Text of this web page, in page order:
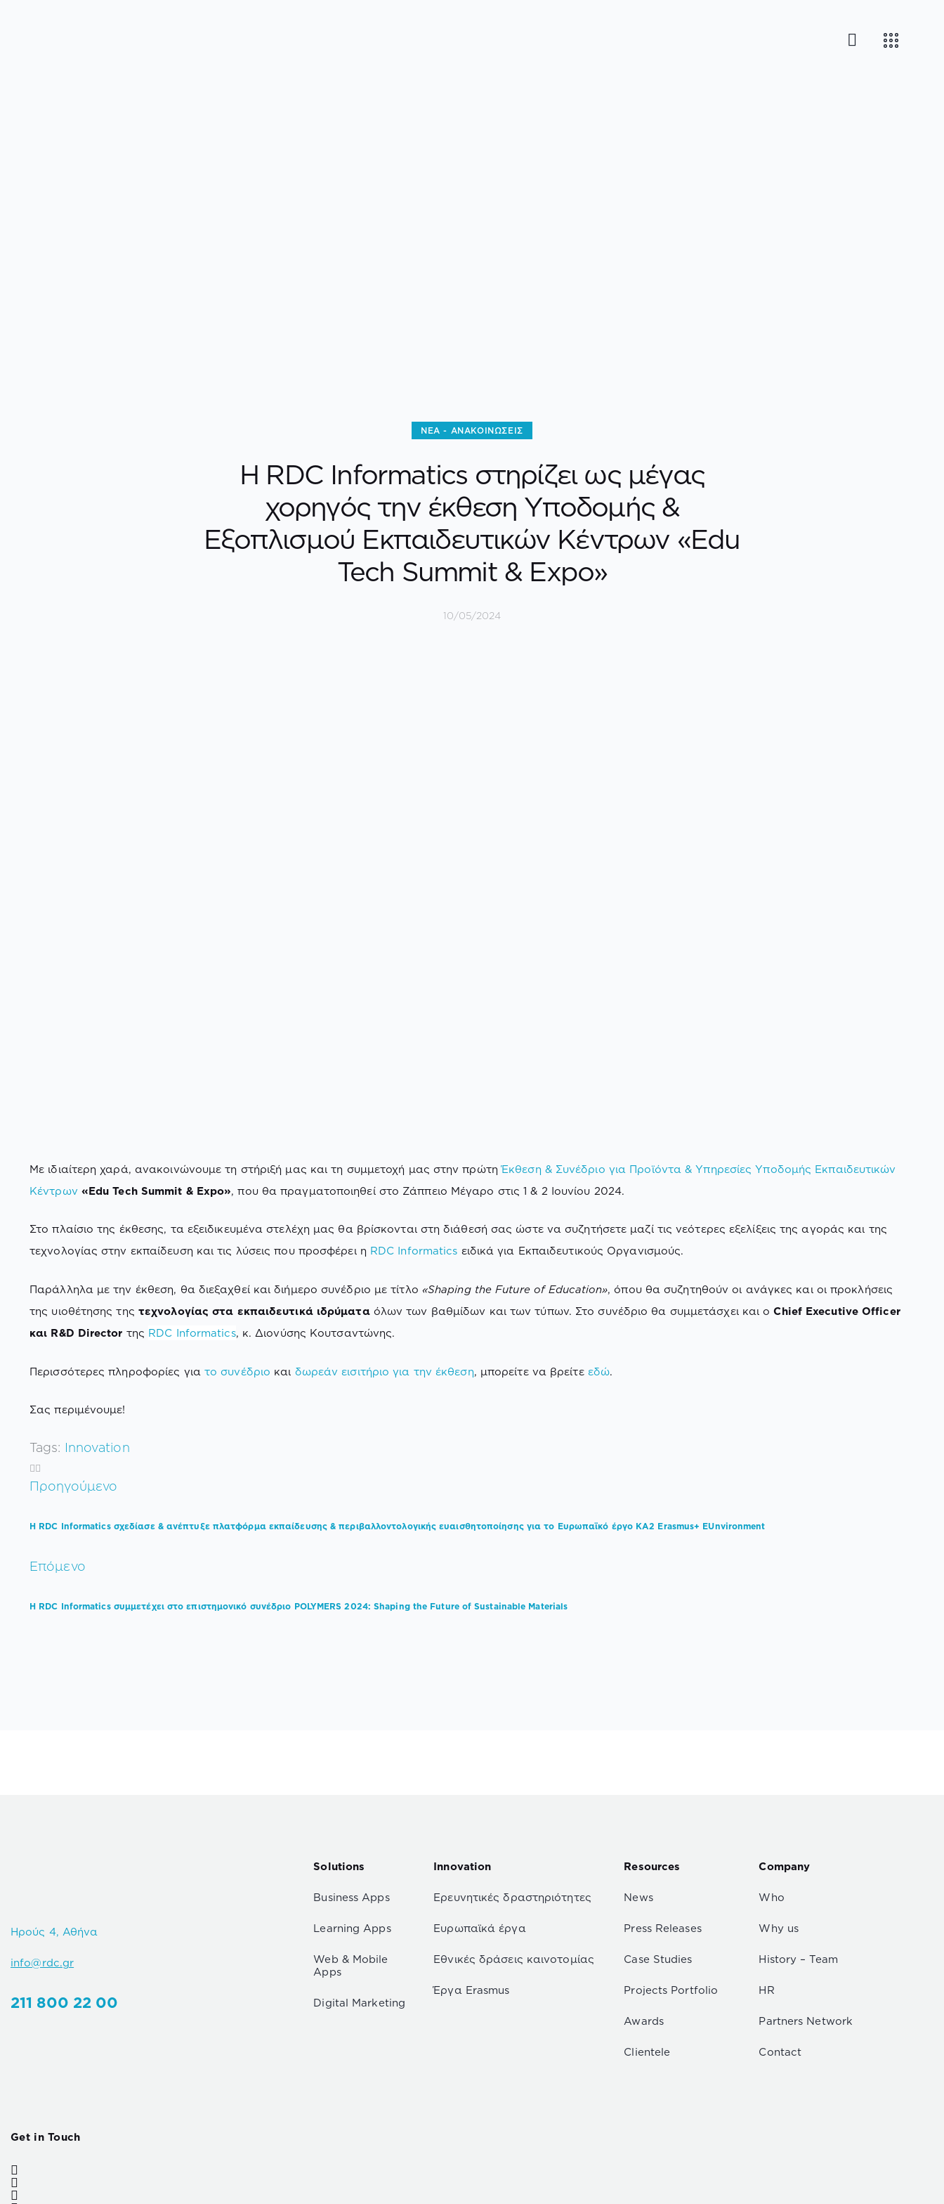
ΝΈΑ - ΑΝΑΚΟΙΝΏΣΕΙΣ
Η RDC Informatics στηρίζει ως μέγας
χορηγός την έκθεση Υποδομής &
Εξοπλισμού Εκπαιδευτικών Κέντρων «Edu
Tech Summit & Expo»
10/05/2024
Με ιδιαίτερη χαρά, ανακοινώνουμε τη στήριξή μας και τη συμμετοχή μας στην πρώτηΈκθεση & Συνέδριο για Προϊόντα & Υπηρεσίες Υποδομής Εκπαιδευτικών
Κέντρων «Edu Tech Summit & Expo», που θα πραγματοποιηθεί στο Ζάππειο Μέγαρο στις 1 & 2 Ιουνίου 2024.
Στο πλαίσιο της έκθεσης, τα εξειδικευμένα στελέχη μας θα βρίσκονται στη διάθεσή σας ώστε να συζητήσετε μαζί τις νεότερες εξελίξεις της αγοράς και της
τεχνολογίας στην εκπαίδευση και τις λύσεις που προσφέρει η RDC Informatics ειδικά για Εκπαιδευτικούς Οργανισμούς.
Παράλληλα με την έκθεση, θα διεξαχθεί και διήμερο συνέδριο με τίτλο «Shaping the Future of Education», όπου θα συζητηθούν οι ανάγκες και οι προκλήσεις
της υιοθέτησης της τεχνολογίας στα εκπαιδευτικά ιδρύματαόλων των βαθμίδων και των τύπων. Στο συνέδριο θα συμμετάσχει και οChief Executive Officer
και R&D Director της RDC Informatics, κ. Διονύσης Κουτσαντώνης.
Περισσότερες πληροφορίες για το συνέδριο και δωρεάν εισιτήριο για την έκθεση, μπορείτε να βρείτε εδώ.
Σας περιμένουμε!
Tags: Innovation
Προηγούμενο
Η RDC Informatics σχεδίασε & ανέπτυξε πλατφόρμα εκπαίδευσης & περιβαλλοντολογικής ευαισθητοποίησης για το Ευρωπαϊκό έργο KA2 Erasmus+ EUnvironment
Επόμενο
H RDC Informatics συμμετέχει στο επιστημονικό συνέδριο POLYMERS 2024: Shaping the Future of Sustainable Materials
Ηρούς 4, Αθήνα
info@rdc.gr
211 800 22 00
Solutions
Business Apps
Learning Apps
Web & Mobile
Apps
Digital Marketing
Innovation
Ερευνητικές δραστηριότητες
Ευρωπαϊκά έργα
Εθνικές δράσεις καινοτομίας
Έργα Erasmus
Resources
News
Press Releases
Case Studies
Projects Portfolio
Awards
Clientele
Company
Who
Why us
History – Team
HR
Partners Network
Contact
Get in Touch